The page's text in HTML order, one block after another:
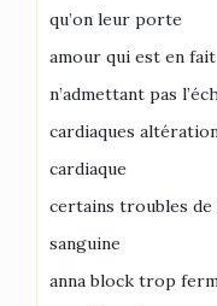
qu’on leur porte
amour qui est en
n’admettant pas
cardiaques
cardiaque
certains troubles
sanguine
anna block trop